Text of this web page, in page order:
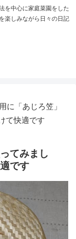
を中心に家庭菜園をした
楽しみながら日々の日記
に「あじろ笠」
て快適です
てみまし
です